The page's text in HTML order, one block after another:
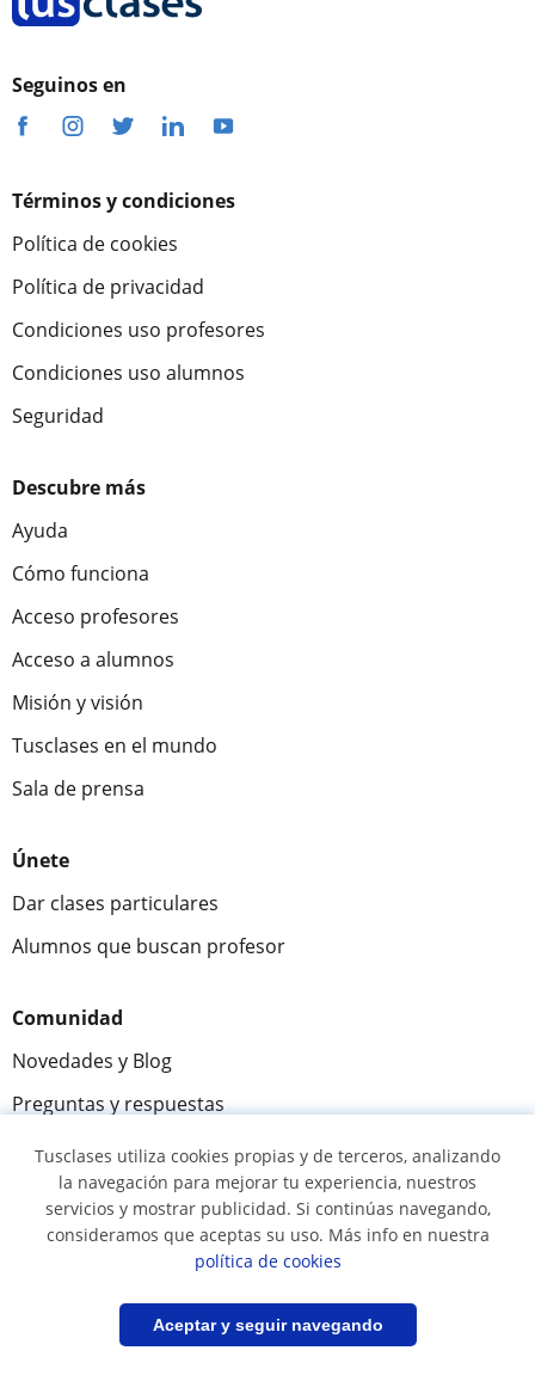
Guardar búsqueda
Seguinos en
Términos y condiciones
Política de cookies
Política de privacidad
Condiciones uso profesores
Condiciones uso alumnos
Seguridad
Descubre más
Ayuda
Cómo funciona
Acceso profesores
Acceso a alumnos
Misión y visión
Tusclases en el mundo
Sala de prensa
Únete
Dar clases particulares
Alumnos que buscan profesor
Comunidad
Novedades y Blog
Preguntas y respuestas
Fantástica★★★★★ 9,5/10
opiniones de alumnos
© 2007 - 2026 Tusclases.com.uy
Tusclases utiliza cookies propias y de terceros, analizando
la navegación para mejorar tu experiencia, nuestros
servicios y mostrar publicidad. Si continúas navegando,
consideramos que aceptas su uso. Más info en nuestra
política de cookies
Aceptar y seguir navegando